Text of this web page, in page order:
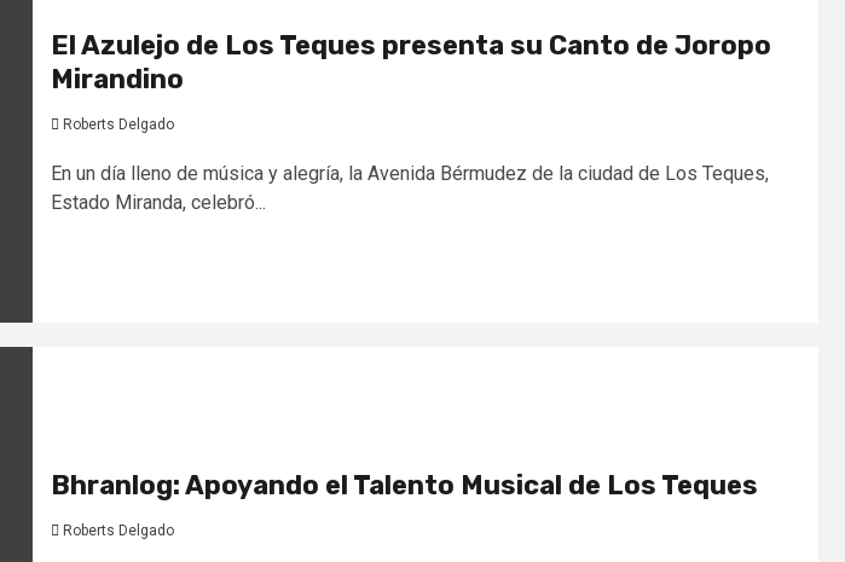
El Azulejo de Los Teques presenta su Canto de Joropo
Mirandino
Roberts Delgado
En un día lleno de música y alegría, la Avenida Bérmudez de la ciudad de Los Teques,
Estado Miranda, celebró...
Bhranlog: Apoyando el Talento Musical de Los Teques
Roberts Delgado